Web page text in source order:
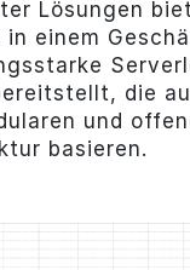
Lösungen
in einem
die
und
basieren.